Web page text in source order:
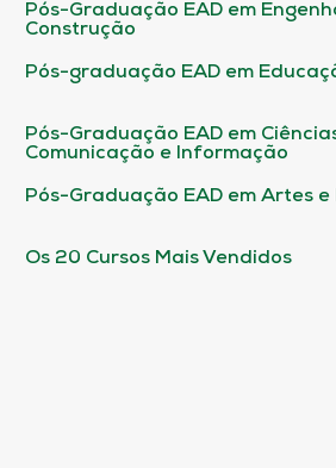
Pós-Graduação EAD em
Construção
Pós-graduação EAD em
Pós-Graduação EAD em
Comunicação e Informação
Pós-Graduação EAD em Artes
Os 20 Cursos Mais Vendidos